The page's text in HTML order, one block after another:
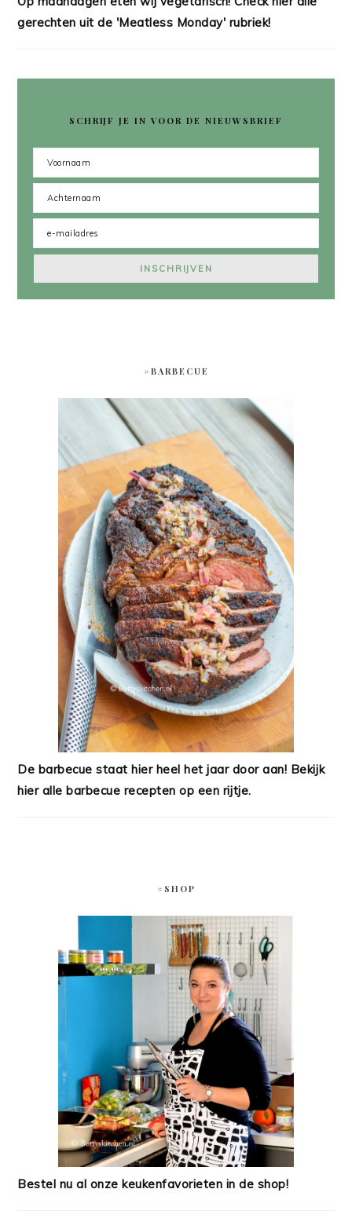
gerechten uit de 'Meatless Monday' rubriek!
SCHRIJF JE IN VOOR DE NIEUWSBRIEF
#BARBECUE
De barbecue staat hier heel het jaar door aan! Bekijk
hier alle barbecue recepten op een rijtje.
#SHOP
Bestel nu al onze keukenfavorieten in de shop!